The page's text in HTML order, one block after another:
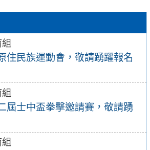
住民族運動會，敬請踴躍報名
屆士中盃拳擊邀請賽，敬請踴